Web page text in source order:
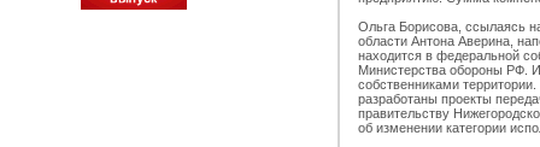
Ольга Борисова, ссылаясь
области Антона Аверина,
находится в федеральной
Министерства обороны РФ.
собственниками
разработаны проекты
правительству
об изменении категории